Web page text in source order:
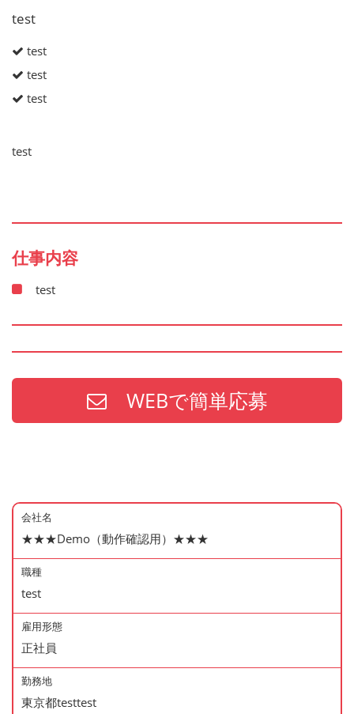
test
test
test
test
test
仕事内容
test
WEBで簡単応募
会社名
★★★Demo（動作確認用）★★★
職種
test
雇用形態
正社員
勤務地
東京都testtest